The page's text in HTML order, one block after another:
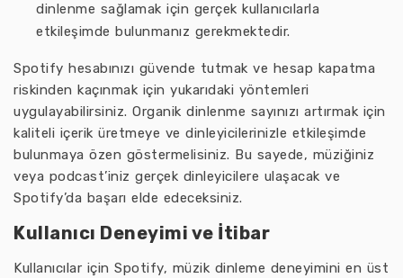
dinlenme sağlamak için gerçek kullanıcılarla
etkileşimde bulunmanız gerekmektedir.
Spotify hesabınızı güvende tutmak ve hesap kapatma
riskinden kaçınmak için yukarıdaki yöntemleri
uygulayabilirsiniz. Organik dinlenme sayınızı artırmak için
kaliteli içerik üretmeye ve dinleyicilerinizle etkileşimde
bulunmaya özen göstermelisiniz. Bu sayede, müziğiniz
veya podcast’iniz gerçek dinleyicilere ulaşacak ve
Spotify’da başarı elde edeceksiniz.
Kullanıcı Deneyimi ve İtibar
Kullanıcılar için Spotify, müzik dinleme deneyimini en üst